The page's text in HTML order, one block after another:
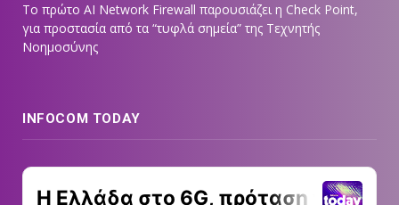
Tο πρώτο AI Network Firewall παρουσιάζει η Check Point,
για προστασία από τα “τυφλά σημεία” της Τεχνητής
Νοημοσύνης
INFOCOM TODAY